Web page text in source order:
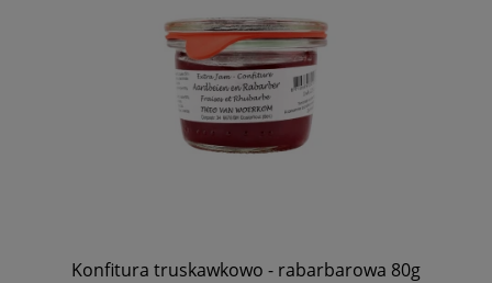
Konfitura truskawkowo - rabarbarowa 80g